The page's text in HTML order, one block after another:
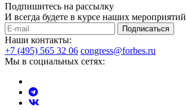
Подпишитесь на рассылку
И всегда будете в курсе наших мероприятий
Подписаться
Наши контакты:
+7 (495) 565 32 06 congress@forbes.ru
Мы в социальных сетях: